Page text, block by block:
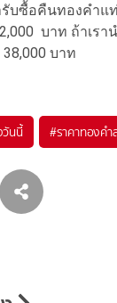
บซื้อคืนทองคำแ
บาท ถ้าเร
38,000 บาท
วันนี้ #ราคาทองคำ